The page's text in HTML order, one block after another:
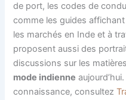
de port, les codes de
comme les guides
les marchés en Inde et à
proposent aussi des
discussions sur les
mode indienne
connaissance, consultez